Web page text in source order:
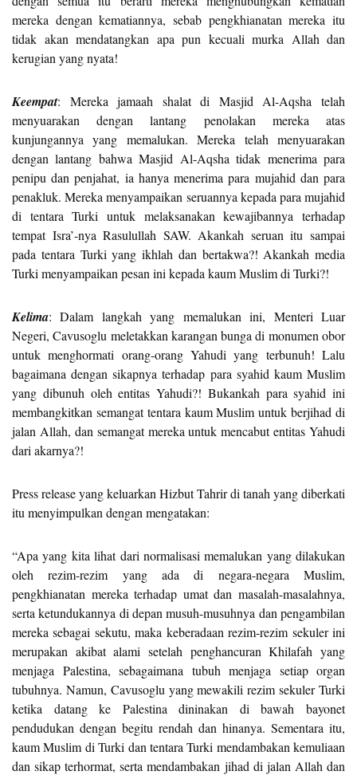
mereka dengan kematiannya, sebab pengkhianatan mereka itu
tidak akan mendatangkan apa pun kecuali murka Allah dan
kerugian yang nyata!
Keempat: Mereka jamaah shalat di Masjid Al-Aqsha telah
menyuarakan dengan lantang penolakan mereka atas
kunjungannya yang memalukan. Mereka telah menyuarakan
dengan lantang bahwa Masjid Al-Aqsha tidak menerima para
penipu dan penjahat, ia hanya menerima para mujahid dan para
penakluk. Mereka menyampaikan seruannya kepada para mujahid
di tentara Turki untuk melaksanakan kewajibannya terhadap
tempat Isra’-nya Rasulullah SAW. Akankah seruan itu sampai
pada tentara Turki yang ikhlah dan bertakwa?! Akankah media
Turki menyampaikan pesan ini kepada kaum Muslim di Turki?!
Kelima: Dalam langkah yang memalukan ini, Menteri Luar
Negeri, Cavusoglu meletakkan karangan bunga di monumen obor
untuk menghormati orang-orang Yahudi yang terbunuh! Lalu
bagaimana dengan sikapnya terhadap para syahid kaum Muslim
yang dibunuh oleh entitas Yahudi?! Bukankah para syahid ini
membangkitkan semangat tentara kaum Muslim untuk berjihad di
jalan Allah, dan semangat mereka untuk mencabut entitas Yahudi
dari akarnya?!
Press release yang keluarkan Hizbut Tahrir di tanah yang diberkati
itu menyimpulkan dengan mengatakan:
“Apa yang kita lihat dari normalisasi memalukan yang dilakukan
oleh rezim-rezim yang ada di negara-negara Muslim,
pengkhianatan mereka terhadap umat dan masalah-masalahnya,
serta ketundukannya di depan musuh-musuhnya dan pengambilan
mereka sebagai sekutu, maka keberadaan rezim-rezim sekuler ini
merupakan akibat alami setelah penghancuran Khilafah yang
menjaga Palestina, sebagaimana tubuh menjaga setiap organ
tubuhnya. Namun, Cavusoglu yang mewakili rezim sekuler Turki
ketika datang ke Palestina dininakan di bawah bayonet
pendudukan dengan begitu rendah dan hinanya. Sementara itu,
kaum Muslim di Turki dan tentara Turki mendambakan kemuliaan
dan sikap terhormat, serta mendambakan jihad di jalan Allah dan